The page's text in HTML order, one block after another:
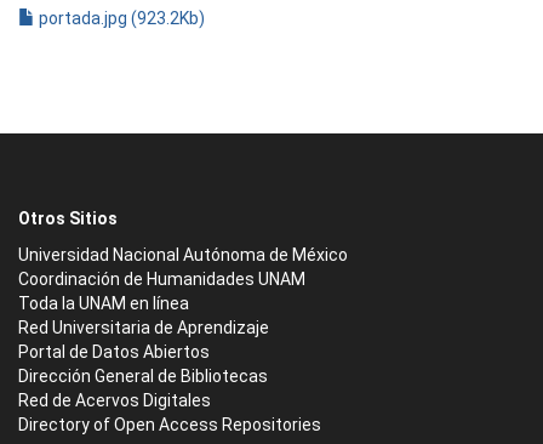
portada.jpg (923.2Kb)
Otros Sitios
Universidad Nacional Autónoma de México
Coordinación de Humanidades UNAM
Toda la UNAM en línea
Red Universitaria de Aprendizaje
Portal de Datos Abiertos
Dirección General de Bibliotecas
Red de Acervos Digitales
Directory of Open Access Repositories